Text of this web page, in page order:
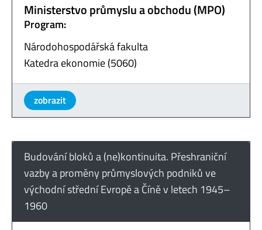
Ministerstvo průmyslu a obchodu (MPO)
Program:
Národohospodářská fakulta
Katedra ekonomie (5060)
zobrazit
Budování bloků a (ne)kontinuita. Přeshraniční
vazby a proměny průmyslových podniků ve
východní střední Evropě a Číně v letech 1945–
1960